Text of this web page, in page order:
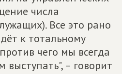
числа
Все это рано
к тотальному
чего мы всегда
выступать", – говорит